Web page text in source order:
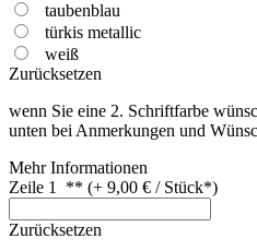
taubenblau
türkis metallic
weiß
Zurücksetzen
wenn Sie eine 2. Schriftfarbe
unten bei Anmerkungen und
Mehr Informationen
Zeile 1 ** (+ 9,00 € / Stück*)
Zurücksetzen